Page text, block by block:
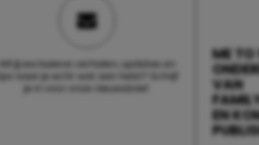
Wil jij exclusieve verhalen, updates en
tips waar je echt wat aan hebt? Schrijf
je in voor onze nieuwsbrief.
ME TO
VAN
EN